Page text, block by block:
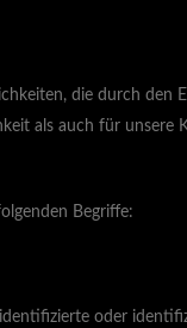
die durch den
als auch für
Begriffe:
oder